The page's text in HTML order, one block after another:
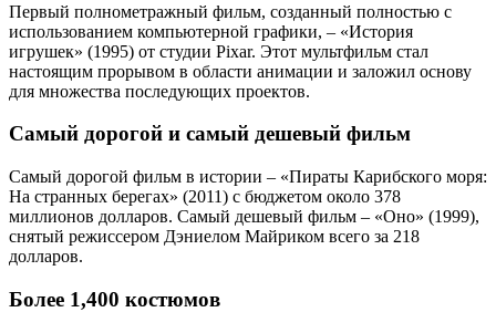
Первый полнометражный фильм, созданный полностью с
использованием компьютерной графики, – «История
игрушек» (1995) от студии Pixar. Этот мультфильм стал
настоящим прорывом в области анимации и заложил основу
для множества последующих проектов.
Самый дорогой и самый дешевый фильм
Самый дорогой фильм в истории – «Пираты Карибского моря:
На странных берегах» (2011) с бюджетом около 378
миллионов долларов. Самый дешевый фильм – «Оно» (1999),
снятый режиссером Дэниелом Майриком всего за 218
долларов.
Более 1,400 костюмов